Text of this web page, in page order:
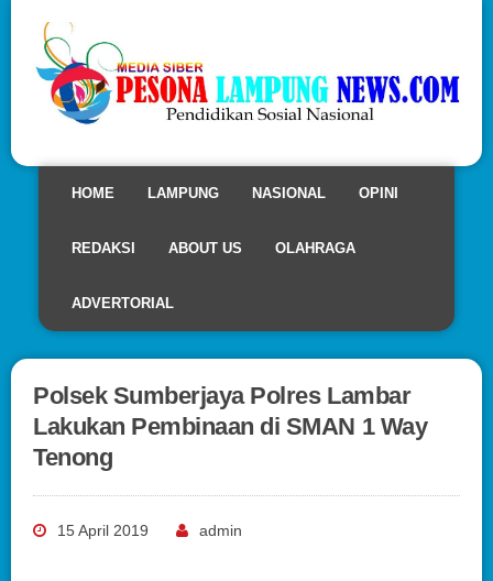
HOME LAMPUNG NASIONAL OPINI
REDAKSI ABOUT US OLAHRAGA
ADVERTORIAL
Polsek Sumberjaya Polres Lambar
Lakukan Pembinaan di SMAN 1 Way
Tenong
15 April 2019 admin